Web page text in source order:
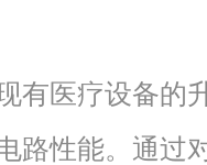
有医疗设备的
路性能。通过